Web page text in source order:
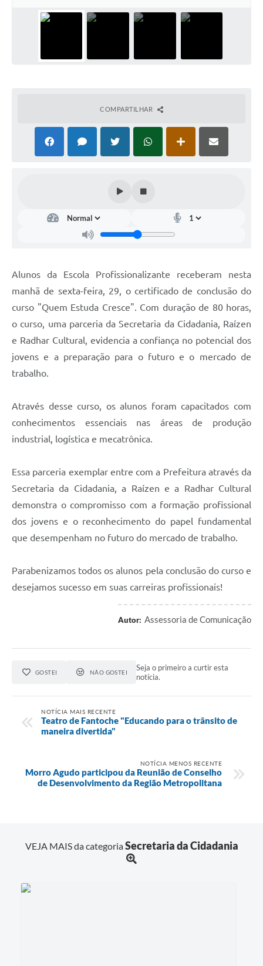
COMPARTILHAR
Alunos da Escola Profissionalizante receberam nesta
manhã de sexta-feira, 29, o certificado de conclusão do
curso "Quem Estuda Cresce". Com duração de 80 horas,
o curso, uma parceria da Secretaria da Cidadania, Raízen
e Radhar Cultural, evidencia a confiança no potencial dos
jovens e a preparação para o futuro e o mercado de
trabalho.
Através desse curso, os alunos foram capacitados com
conhecimentos essenciais nas áreas de produção
industrial, logística e mecatrônica.
Essa parceria exemplar entre com a Prefeitura através da
Secretaria da Cidadania, a Raízen e a Radhar Cultural
demonstra o compromisso com a formação profissional
dos jovens e o reconhecimento do papel fundamental
que desempenham no futuro do mercado de trabalho.
Parabenizamos todos os alunos pela conclusão do curso e
desejamos sucesso em suas carreiras profissionais!
Autor: Assessoria de Comunicação
GOSTEI NÃO GOSTEI
Seja o primeiro a curtir esta
notícia.
NOTÍCIA MAIS RECENTE
Teatro de Fantoche "Educando para o trânsito de
maneira divertida"
NOTÍCIA MENOS RECENTE
Morro Agudo participou da Reunião de Conselho
de Desenvolvimento da Região Metropolitana
VEJA MAIS da categoriaSecretaria da Cidadania